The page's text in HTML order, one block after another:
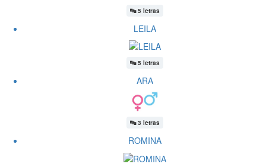
🔤5 letras
LEILA
🔤5 letras
ARA
🔤3 letras
ROMINA